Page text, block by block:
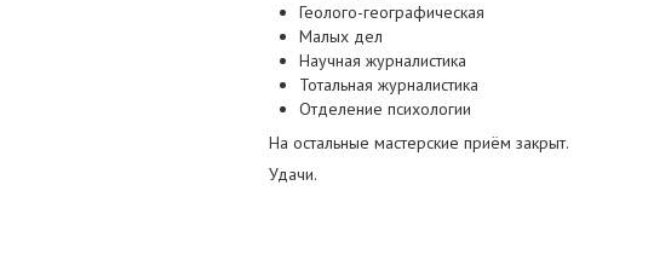
Геолого-географическая
Малых дел
Научная журналистика
Тотальная журналистика
Отделение психологии
На остальные мастерские приём закрыт.
Удачи.